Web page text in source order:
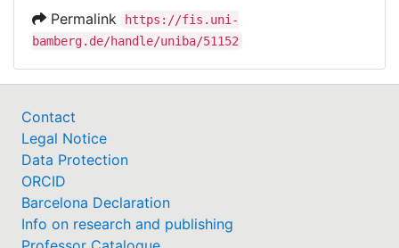
Permalink
https://fis.uni-
bamberg.de/handle/uniba/51152
Contact
Legal Notice
Data Protection
ORCID
Barcelona Declaration
Info on research and publishing